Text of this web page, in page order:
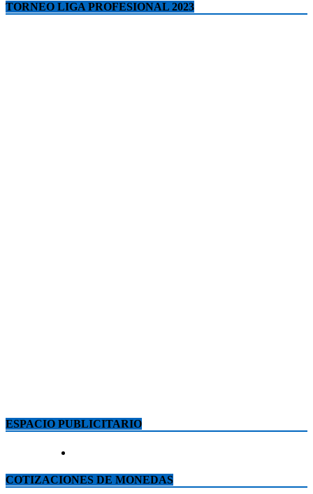
TORNEO LIGA PROFESIONAL 2023
ESPACIO PUBLICITARIO
COTIZACIONES DE MONEDAS